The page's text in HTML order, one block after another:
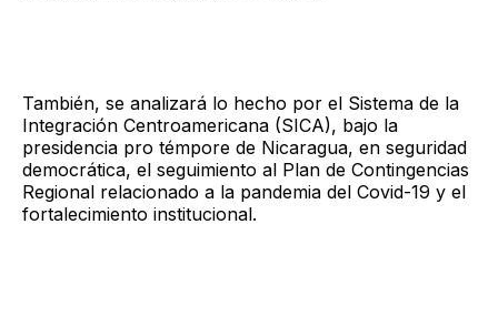
También, se analizará lo hecho por el Sistema de la
Integración Centroamericana (SICA), bajo la
presidencia pro témpore de Nicaragua, en seguridad
democrática, el seguimiento al Plan de Contingencias
Regional relacionado a la pandemia del Covid-19 y el
fortalecimiento institucional.